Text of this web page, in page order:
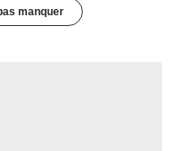
manquer